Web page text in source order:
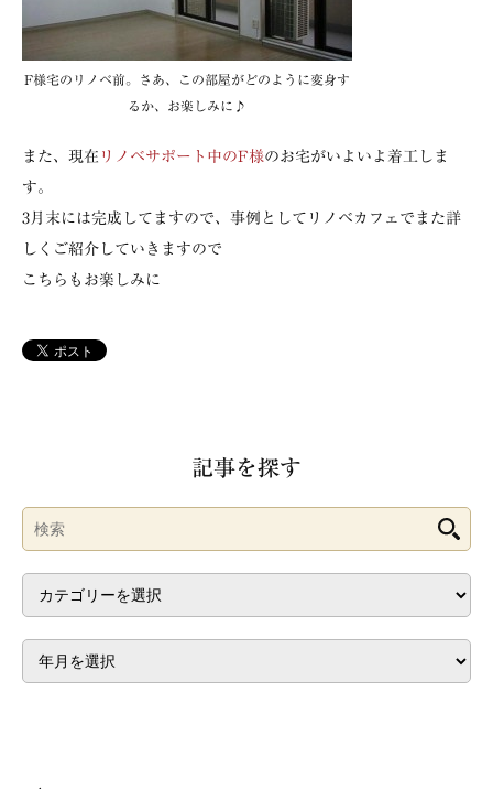
F様宅のリノベ前。さあ、この部屋がどのように変身す
るか、お楽しみに♪
また、現在 リノベサポート中のF様のお宅がいよいよ着工しま
す。
3月末には完成してますので、事例としてリノベカフェでまた詳
しくご紹介していきますので
こちらもお楽しみに
記事を探す